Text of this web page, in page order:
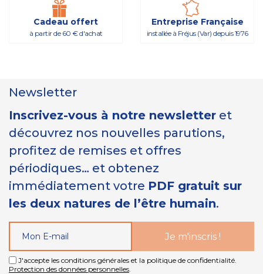
Cadeau offert
à partir de 60 € d'achat
Entreprise Française
installée à Fréjus (Var) depuis 1976
Newsletter
Inscrivez-vous à notre newsletter et
découvrez nos nouvelles parutions,
profitez de remises et offres
périodiques… et obtenez
immédiatement votre PDF gratuit sur
les deux natures de l’être humain.
J'accepte les conditions générales et la politique de confidentialité.
Protection des données personnelles.